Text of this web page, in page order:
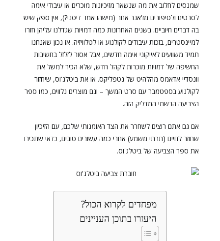
שמנסים לחלוב את מה שנשאר מזיכיונות מוכרים או עיבודי אימה
לסרטים ולסיפורים מז'אנר אחר (מישהו אמר דיסני?), אין ספק שיש
בה דברים חיוביים. בשנים האחרונות כמה דמויות שגדלנו עליהן חזרו
למיינסטרים, בזכות עיבודים לקולנוע או לטלוויזיה. אז נכון שאנחנו
תמיד משוועים לאייקוני אימה חדשים, אבל אסור לזלזל בחשיבות
החשיפה של דמויות מוכרות לקהל חדש, שלא הכיר למשל את
וונסדיי אדאמס מהלהיט של נטפליקס. או את ביטלג'וס, שיחזור
לקולנוע בספטמבר עם סרט המשך – וגם מוצרים נלווים, כמו ספר
הצביעה הרשמי המדליק הזה.
אם גם אתם רוצים לשחרר את הצד האומנותי שלכם, עם הזיכיון
שחוזר לחיים (תרתי משמע) אחרי כמה עשורים טובים, כדאי שתכירו
את ספר הצביעה של ביטלג'וס.
מפחדים לקרוא הכול?
היעזרו בתוכן העניינים